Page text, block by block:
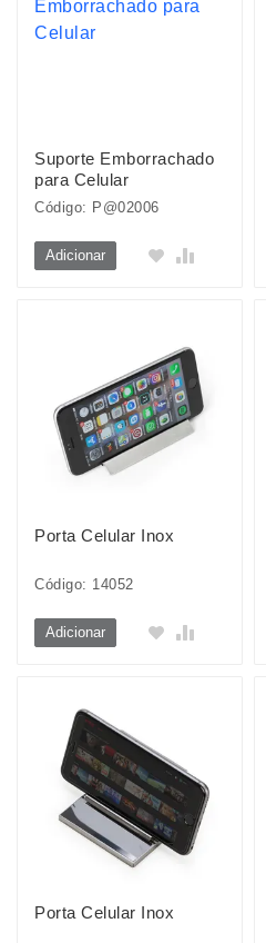
Suporte Emborrachado
para Celular
Código: P@02006
Adicionar
Porta Celular Inox
Código: 14052
Adicionar
Porta Celular Inox